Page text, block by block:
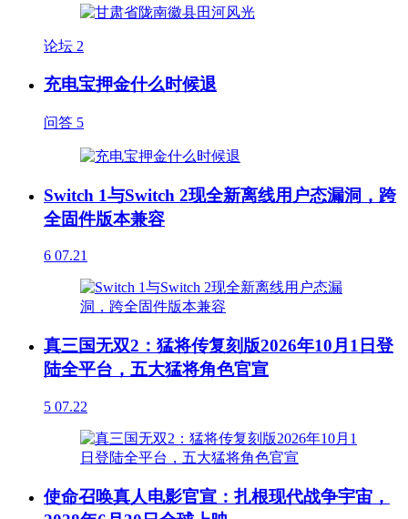
论坛 2
充电宝押金什么时候退
问答 5
Switch 1与Switch 2现全新离线用户态漏洞，跨
全固件版本兼容
6 07.21
真三国无双2：猛将传复刻版2026年10月1日登
陆全平台，五大猛将角色官宣
5 07.22
使命召唤真人电影官宣：扎根现代战争宇宙，